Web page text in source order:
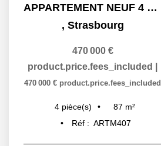
APPARTEMENT NEUF 4 PIECES À STRASBOURG ART MODERNE - GARE
, Strasbourg
470 000 €
product.price.fees_included
470 000 € product.price.fees_included
4 pièce(s) 87 m²
Réf : ARTM407